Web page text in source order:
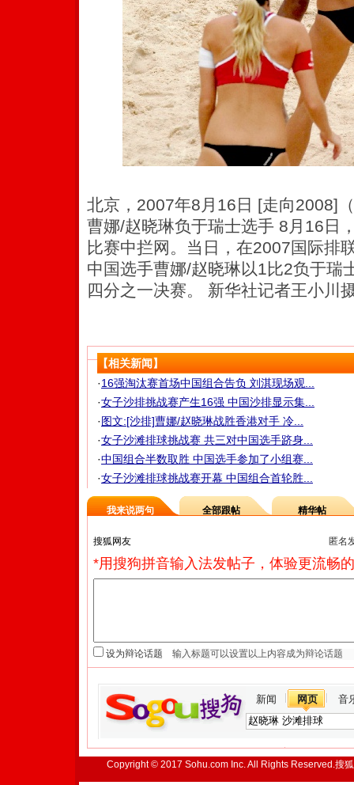
北京，2007年8月16日 [走向2008]
曹娜/赵晓琳负于瑞士选手 8月16日
比赛中拦网。当日，在2007国际排
中国选手曹娜/赵晓琳以1比2负于瑞
四分之一决赛。 新华社记者王小川
【相关新闻】
·16强淘汰赛首场中国组合告负 刘淇现场观...
·女子沙排挑战赛产生16强 中国沙排显示集...
·图文:[沙排]曹娜/赵晓琳战胜香港对手 冷...
·女子沙滩排球挑战赛 共三对中国选手跻身...
·中国组合半数取胜 中国选手参加了小组赛...
·女子沙滩排球挑战赛开幕 中国组合首轮胜...
我来说两句 全部跟帖 精华帖
匿名
*用搜狗拼音输入法发帖子，体验更流畅
设为辩论话题
新闻 网页 音
Copyright © 2017 Sohu.com Inc. All Rights Reserved.搜